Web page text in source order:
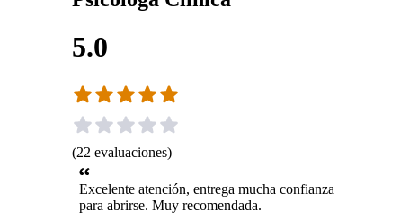
5.0
(22 evaluaciones)
Excelente atención, entrega mucha confianza
para abrirse. Muy recomendada.